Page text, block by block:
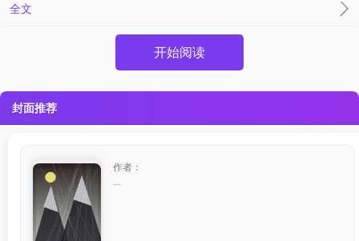
全文
开始阅读
封面推荐
作者：